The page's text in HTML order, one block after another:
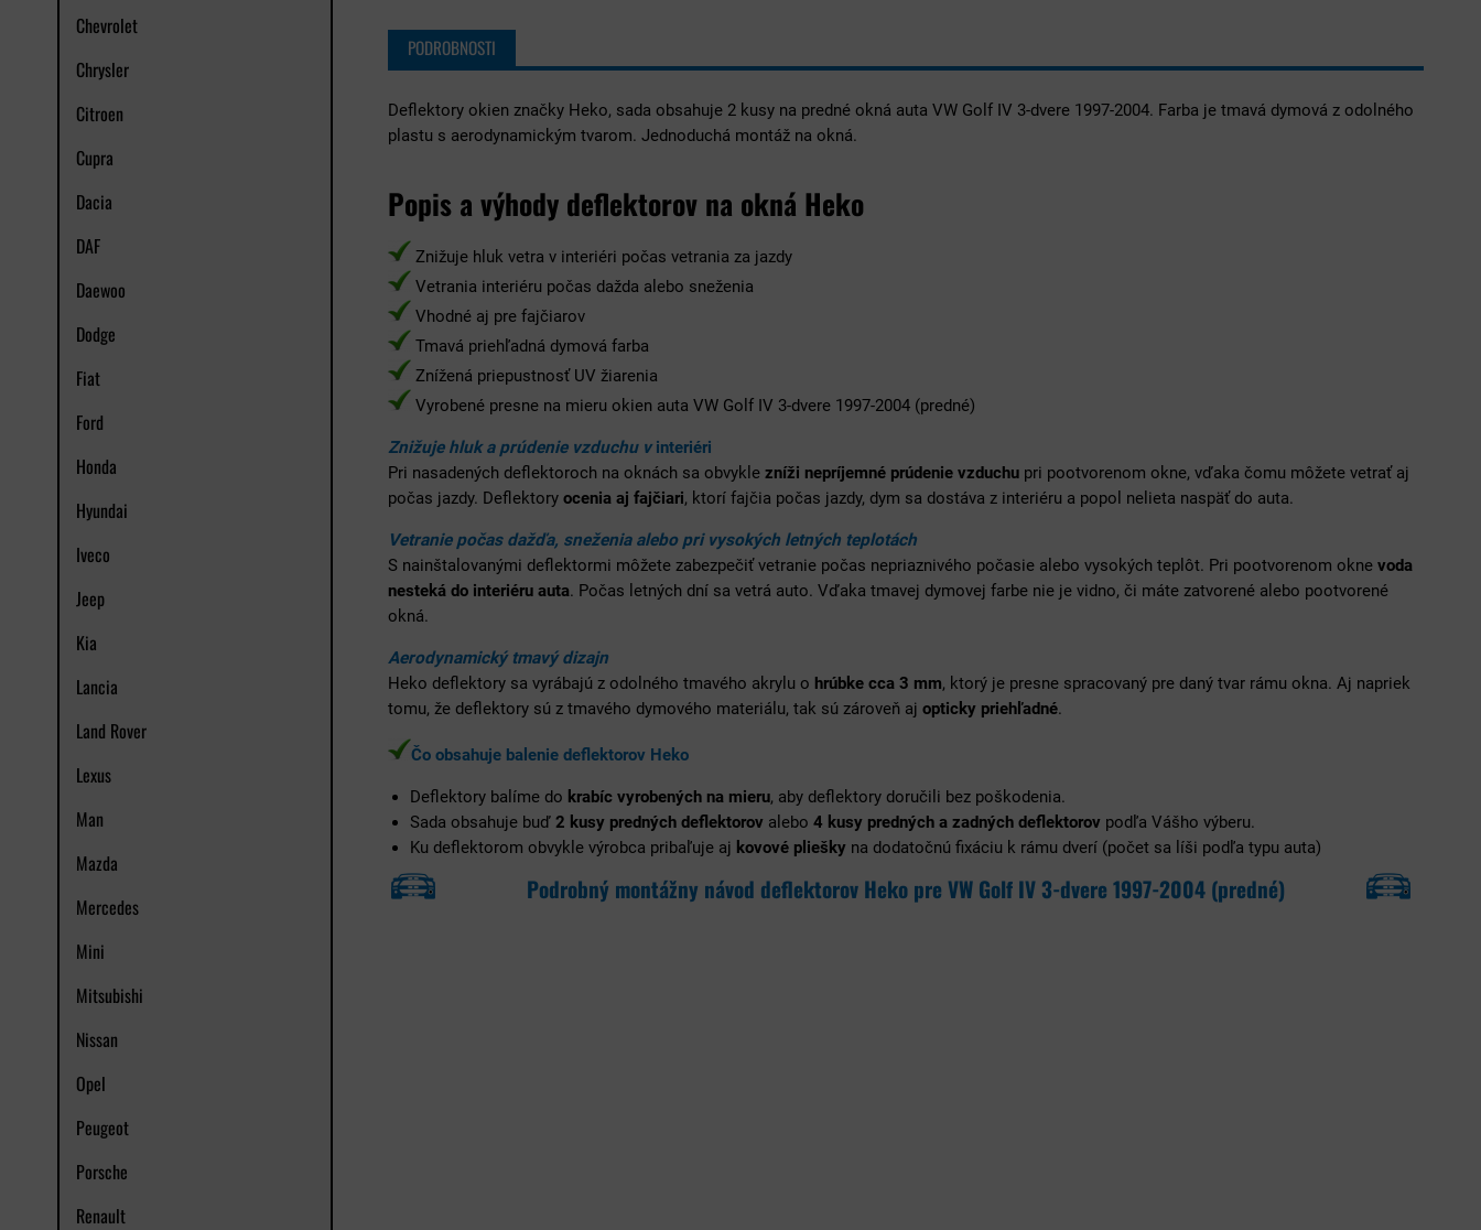
Chevrolet
Chrysler
Citroen
Cupra
Dacia
DAF
Daewoo
Dodge
Fiat
Ford
Honda
Hyundai
Iveco
Jeep
Kia
Lancia
Land Rover
Lexus
Man
Mazda
Mercedes
Mini
Mitsubishi
Nissan
Opel
Peugeot
Porsche
Renault
PODROBNOSTI
Deflektory okien značky Heko, sada obsahuje 2 kusy na predné okná auta VW Golf IV 3-dvere 1997-2004. Farba je tmavá dymová z odolného
plastu s aerodynamickým tvarom. Jednoduchá montáž na okná.
Popis a výhody deflektorov na okná Heko
Znižuje hluk vetra v interiéri počas vetrania za jazdy
Vetrania interiéru počas dažda alebo sneženia
Vhodné aj pre fajčiarov
Tmavá priehľadná dymová farba
Znížená priepustnosť UV žiarenia
Vyrobené presne na mieru okien auta VW Golf IV 3-dvere 1997-2004 (predné)
Znižuje hluk a prúdenie vzduchu vinteriéri
Pri nasadených deflektoroch na oknách sa obvykle zníži nepríjemné prúdenie vzduchu pri pootvorenom okne, vďaka čomu môžete vetrať aj
počas jazdy. Deflektory ocenia aj fajčiari, ktorí fajčia počas jazdy, dym sa dostáva z interiéru a popol nelieta naspäť do auta.
Vetranie počas dažďa, sneženia alebo pri vysokých letných teplotách
S nainštalovanými deflektormi môžete zabezpečiť vetranie počas nepriaznivého počasie alebo vysokých teplôt. Pri pootvorenom okne voda
nesteká do interiéru auta. Počas letných dní sa vetrá auto. Vďaka tmavej dymovej farbe nie je vidno, či máte zatvorené alebo pootvorené
okná.
Aerodynamický tmavý dizajn
Heko deflektory sa vyrábajú z odolného tmavého akrylu o hrúbke cca 3 mm, ktorý je presne spracovaný pre daný tvar rámu okna. Aj napriek
tomu, že deflektory sú z tmavého dymového materiálu, tak sú zároveň aj opticky priehľadné.
Čo obsahuje balenie deflektorov Heko
Deflektory balíme do krabíc vyrobených na mieru, aby deflektory doručili bez poškodenia.
Sada obsahuje buď 2 kusy predných deflektorov alebo 4 kusy predných a zadných deflektorov podľa Vášho výberu.
Ku deflektorom obvykle výrobca pribaľuje aj kovové pliešky na dodatočnú fixáciu k rámu dverí (počet sa líši podľa typu auta)
Podrobný montážny návod deflektorov Heko pre VW Golf IV 3-dvere 1997-2004 (predné)